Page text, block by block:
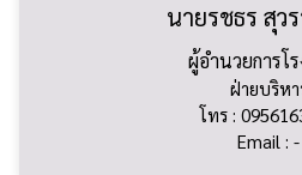
นายรชธร สุว
ผู้อำนวยการโ
ฝ่ายบริหา
โทร :
Email : -